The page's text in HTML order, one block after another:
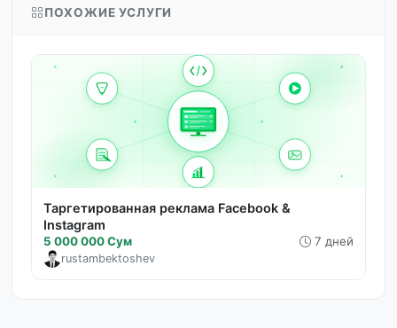
ПОХОЖИЕ УСЛУГИ
Таргетированная реклама Facebook &
Instagram
5 000 000 Сум 7 дней
rustambektoshev